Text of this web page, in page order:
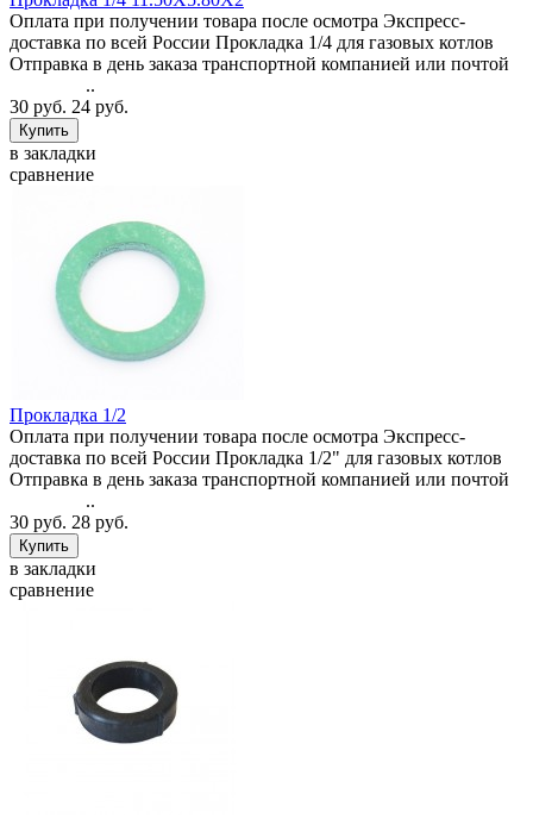
Оплата при получении товара после осмотра Экспресс-
доставка по всей России Прокладка 1/4 для газовых котлов
Отправка в день заказа транспортной компанией или почтой
..
30 руб. 24 руб.
в закладки
сравнение
Прокладка 1/2
Оплата при получении товара после осмотра Экспресс-
доставка по всей России Прокладка 1/2" для газовых котлов
Отправка в день заказа транспортной компанией или почтой
..
30 руб. 28 руб.
в закладки
сравнение